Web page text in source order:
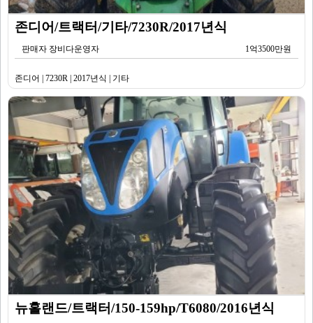
존디어/트랙터/기타/7230R/2017년식
판매자 장비다운영자 1억3500만원
존디어 | 7230R | 2017년식 | 기타
뉴홀랜드/트랙터/150-159hp/T6080/2016년식